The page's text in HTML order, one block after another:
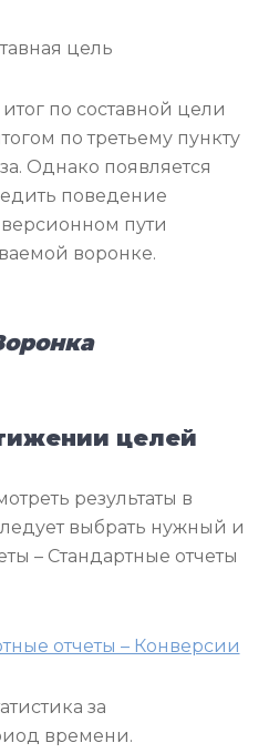
по составной цели
по третьему пункту
Однако появляется
поведение
пути
воронке.
целей
результаты в
выбрать нужный и
– Стандартные отчеты
за
времени.